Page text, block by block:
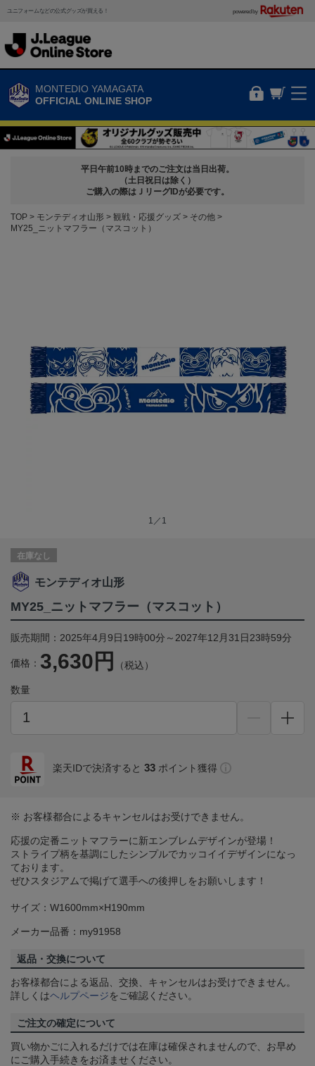
ユニフォームなどの公式グッズが買える！ powered by
MONTEDIO YAMAGATA
OFFICIAL ONLINE SHOP
平日午前10時までのご注文は当日出荷。
（土日祝日は除く）
ご購入の際はＪリーグIDが必要です。
TOP モンテディオ山形 観戦・応援グッズ
その他
MY25_ニットマフラー（マスコット）
1／1
在庫なし
モンテディオ山形
MY25_ニットマフラー（マスコット）
販売期間：2025年4月9日19時00分～2027年12月31日23時59分
価格： 3,630円 （税込）
数量
楽天IDで決済すると 33 ポイント獲得
※ お客様都合によるキャンセルはお受けできません。
応援の定番ニットマフラーに新エンブレムデザインが登場！
ストライプ柄を基調にしたシンプルでカッコイイデザインになっ
ております。
ぜひスタジアムで掲げて選手への後押しをお願いします！
サイズ：W1600mm×H190mm
メーカー品番：my91958
返品・交換について
お客様都合による返品、交換、キャンセルはお受けできません。
詳しくはヘルプページをご確認ください。
ご注文の確定について
買い物かごに入れるだけでは在庫は確保されませんので、お早め
にご購入手続きをお済ませください。